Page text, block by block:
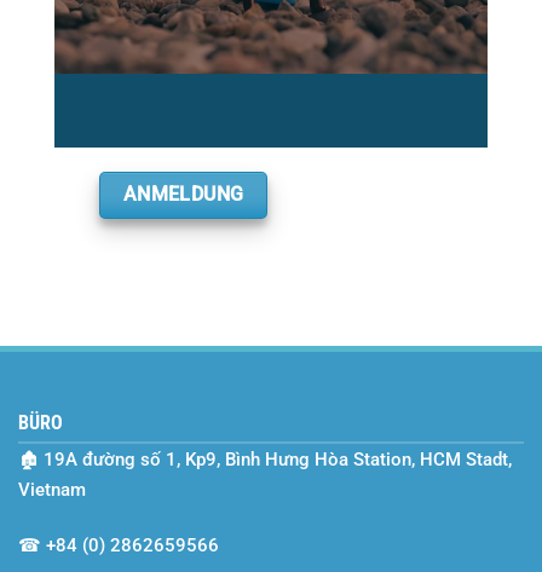
ANMELDUNG
BÜRO
🏚 19A đường số 1, Kp9, Bình Hưng Hòa Station, HCM Stadt,
Vietnam
☎ +84 (0) 2862659566